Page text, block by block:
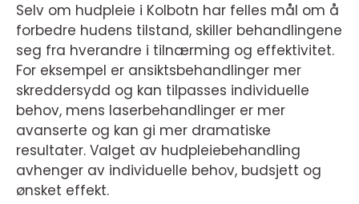
Selv om hudpleie i Kolbotn har felles mål om å
forbedre hudens tilstand, skiller behandlingene
seg fra hverandre i tilnærming og effektivitet.
For eksempel er ansiktsbehandlinger mer
skreddersydd og kan tilpasses individuelle
behov, mens laserbehandlinger er mer
avanserte og kan gi mer dramatiske
resultater. Valget av hudpleiebehandling
avhenger av individuelle behov, budsjett og
ønsket effekt.